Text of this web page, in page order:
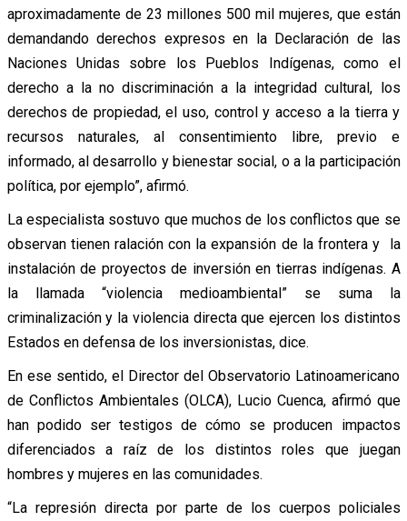
aproximadamente de 23 millones 500 mil mujeres, que están
demandando derechos expresos en la Declaración de las
Naciones Unidas sobre los Pueblos Indígenas, como el
derecho a la no discriminación a la integridad cultural, los
derechos de propiedad, el uso, control y acceso a la tierra y
recursos naturales, al consentimiento libre, previo e
informado, al desarrollo y bienestar social, o a la participación
política, por ejemplo”, afirmó.
La especialista sostuvo que muchos de los conflictos que se
observan tienen ralación con la expansión de la frontera y la
instalación de proyectos de inversión en tierras indígenas. A
la llamada “violencia medioambiental” se suma la
criminalización y la violencia directa que ejercen los distintos
Estados en defensa de los inversionistas, dice.
En ese sentido, el Director del Observatorio Latinoamericano
de Conflictos Ambientales (OLCA), Lucio Cuenca, afirmó que
han podido ser testigos de cómo se producen impactos
diferenciados a raíz de los distintos roles que juegan
hombres y mujeres en las comunidades.
“La represión directa por parte de los cuerpos policiales